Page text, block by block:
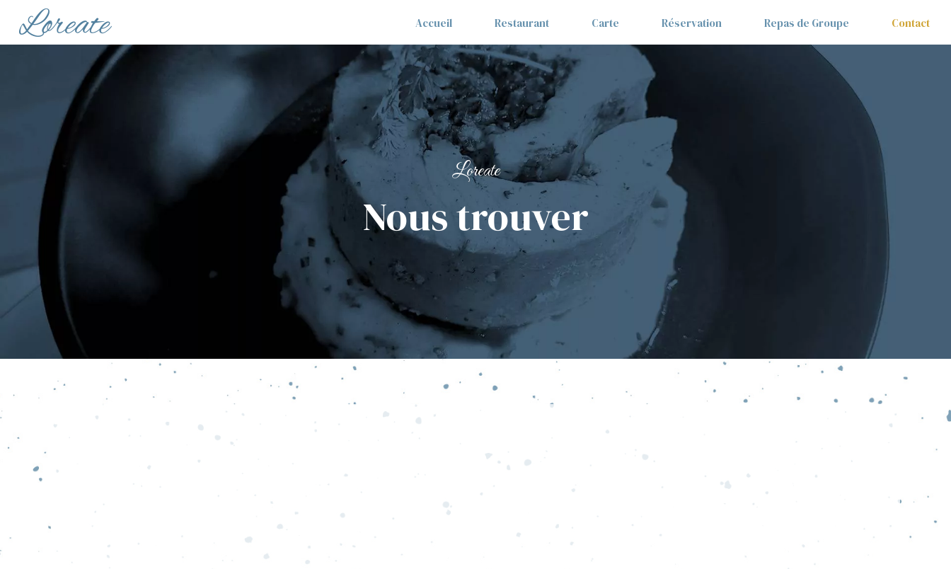
Accueil Restaurant Carte Réservation Repas de Groupe Contact
Loreate
Nous trouver